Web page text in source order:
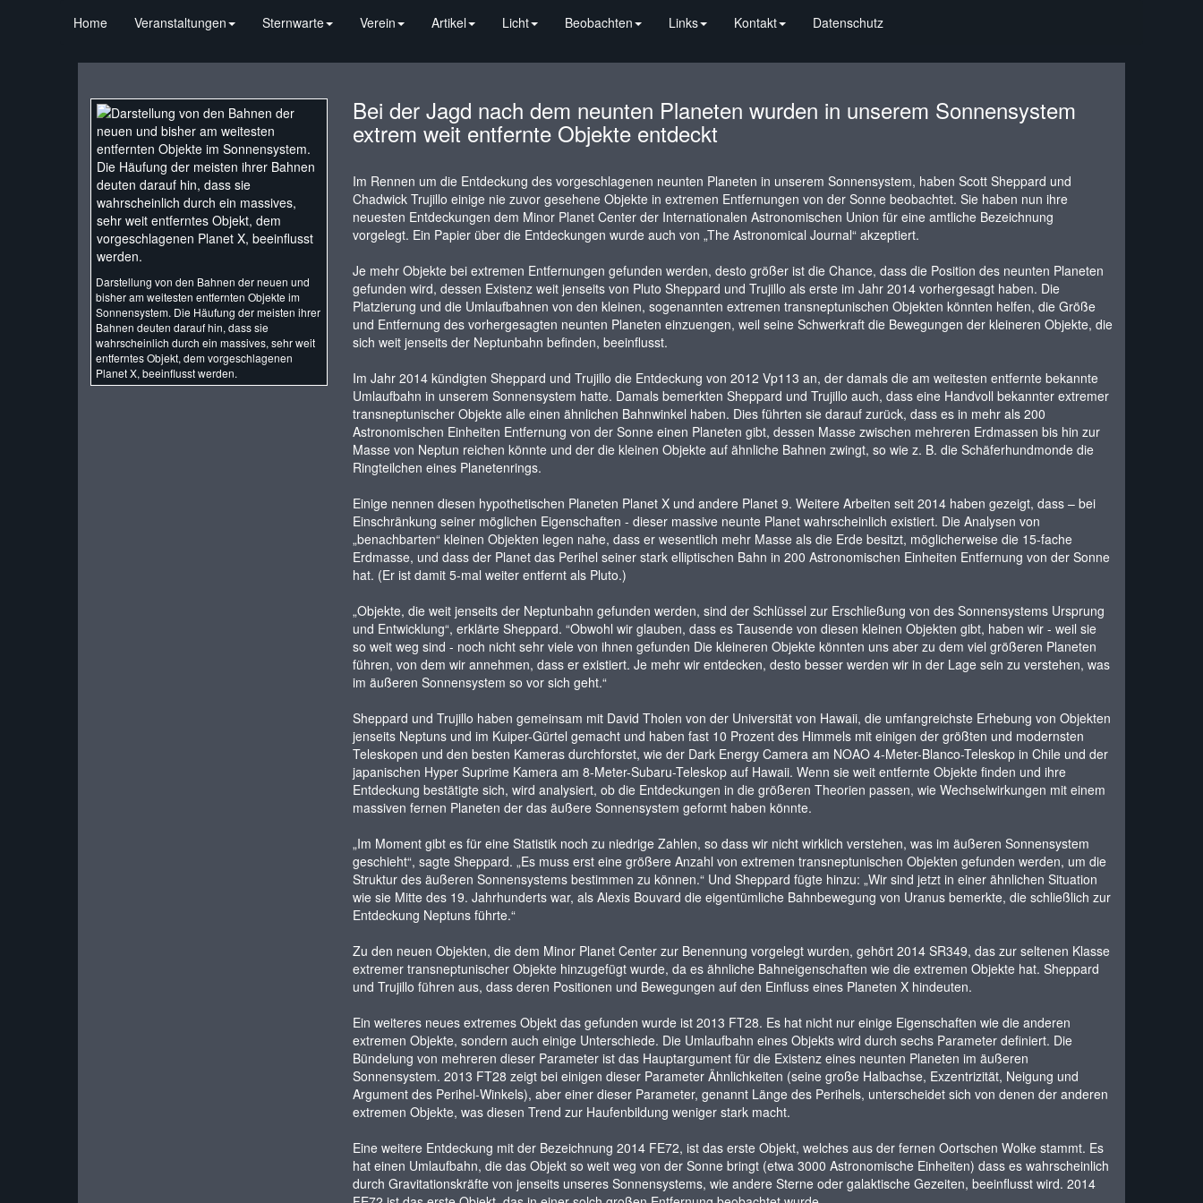
Home Veranstaltungen Sternwarte Verein Artikel Licht Beobachten Links Kontakt Datenschutz
Darstellung von den Bahnen der neuen und
bisher am weitesten entfernten Objekte im
Sonnensystem. Die Häufung der meisten ihrer
Bahnen deuten darauf hin, dass sie
wahrscheinlich durch ein massives, sehr weit
entferntes Objekt, dem vorgeschlagenen
Planet X, beeinflusst werden.
Bei der Jagd nach dem neunten Planeten wurden in unserem Sonnensystem
extrem weit entfernte Objekte entdeckt
Im Rennen um die Entdeckung des vorgeschlagenen neunten Planeten in unserem Sonnensystem, haben Scott Sheppard und
Chadwick Trujillo einige nie zuvor gesehene Objekte in extremen Entfernungen von der Sonne beobachtet. Sie haben nun ihre
neuesten Entdeckungen dem Minor Planet Center der Internationalen Astronomischen Union für eine amtliche Bezeichnung
vorgelegt. Ein Papier über die Entdeckungen wurde auch von „The Astronomical Journal“ akzeptiert.
Je mehr Objekte bei extremen Entfernungen gefunden werden, desto größer ist die Chance, dass die Position des neunten Planeten
gefunden wird, dessen Existenz weit jenseits von Pluto Sheppard und Trujillo als erste im Jahr 2014 vorhergesagt haben. Die
Platzierung und die Umlaufbahnen von den kleinen, sogenannten extremen transneptunischen Objekten könnten helfen, die Größe
und Entfernung des vorhergesagten neunten Planeten einzuengen, weil seine Schwerkraft die Bewegungen der kleineren Objekte, die
sich weit jenseits der Neptunbahn befinden, beeinflusst.
Im Jahr 2014 kündigten Sheppard und Trujillo die Entdeckung von 2012 Vp113 an, der damals die am weitesten entfernte bekannte
Umlaufbahn in unserem Sonnensystem hatte. Damals bemerkten Sheppard und Trujillo auch, dass eine Handvoll bekannter extremer
transneptunischer Objekte alle einen ähnlichen Bahnwinkel haben. Dies führten sie darauf zurück, dass es in mehr als 200
Astronomischen Einheiten Entfernung von der Sonne einen Planeten gibt, dessen Masse zwischen mehreren Erdmassen bis hin zur
Masse von Neptun reichen könnte und der die kleinen Objekte auf ähnliche Bahnen zwingt, so wie z. B. die Schäferhundmonde die
Ringteilchen eines Planetenrings.
Einige nennen diesen hypothetischen Planeten Planet X und andere Planet 9. Weitere Arbeiten seit 2014 haben gezeigt, dass – bei
Einschränkung seiner möglichen Eigenschaften - dieser massive neunte Planet wahrscheinlich existiert. Die Analysen von
„benachbarten“ kleinen Objekten legen nahe, dass er wesentlich mehr Masse als die Erde besitzt, möglicherweise die 15-fache
Erdmasse, und dass der Planet das Perihel seiner stark elliptischen Bahn in 200 Astronomischen Einheiten Entfernung von der Sonne
hat. (Er ist damit 5-mal weiter entfernt als Pluto.)
„Objekte, die weit jenseits der Neptunbahn gefunden werden, sind der Schlüssel zur Erschließung von des Sonnensystems Ursprung
und Entwicklung“, erklärte Sheppard. “Obwohl wir glauben, dass es Tausende von diesen kleinen Objekten gibt, haben wir - weil sie
so weit weg sind - noch nicht sehr viele von ihnen gefunden Die kleineren Objekte könnten uns aber zu dem viel größeren Planeten
führen, von dem wir annehmen, dass er existiert. Je mehr wir entdecken, desto besser werden wir in der Lage sein zu verstehen, was
im äußeren Sonnensystem so vor sich geht.“
Sheppard und Trujillo haben gemeinsam mit David Tholen von der Universität von Hawaii, die umfangreichste Erhebung von Objekten
jenseits Neptuns und im Kuiper-Gürtel gemacht und haben fast 10 Prozent des Himmels mit einigen der größten und modernsten
Teleskopen und den besten Kameras durchforstet, wie der Dark Energy Camera am NOAO 4-Meter-Blanco-Teleskop in Chile und der
japanischen Hyper Suprime Kamera am 8-Meter-Subaru-Teleskop auf Hawaii. Wenn sie weit entfernte Objekte finden und ihre
Entdeckung bestätigte sich, wird analysiert, ob die Entdeckungen in die größeren Theorien passen, wie Wechselwirkungen mit einem
massiven fernen Planeten der das äußere Sonnensystem geformt haben könnte.
„Im Moment gibt es für eine Statistik noch zu niedrige Zahlen, so dass wir nicht wirklich verstehen, was im äußeren Sonnensystem
geschieht“, sagte Sheppard. „Es muss erst eine größere Anzahl von extremen transneptunischen Objekten gefunden werden, um die
Struktur des äußeren Sonnensystems bestimmen zu können.“ Und Sheppard fügte hinzu: „Wir sind jetzt in einer ähnlichen Situation
wie sie Mitte des 19. Jahrhunderts war, als Alexis Bouvard die eigentümliche Bahnbewegung von Uranus bemerkte, die schließlich zur
Entdeckung Neptuns führte.“
Zu den neuen Objekten, die dem Minor Planet Center zur Benennung vorgelegt wurden, gehört 2014 SR349, das zur seltenen Klasse
extremer transneptunischer Objekte hinzugefügt wurde, da es ähnliche Bahneigenschaften wie die extremen Objekte hat. Sheppard
und Trujillo führen aus, dass deren Positionen und Bewegungen auf den Einfluss eines Planeten X hindeuten.
Ein weiteres neues extremes Objekt das gefunden wurde ist 2013 FT28. Es hat nicht nur einige Eigenschaften wie die anderen
extremen Objekte, sondern auch einige Unterschiede. Die Umlaufbahn eines Objekts wird durch sechs Parameter definiert. Die
Bündelung von mehreren dieser Parameter ist das Hauptargument für die Existenz eines neunten Planeten im äußeren
Sonnensystem. 2013 FT28 zeigt bei einigen dieser Parameter Ähnlichkeiten (seine große Halbachse, Exzentrizität, Neigung und
Argument des Perihel-Winkels), aber einer dieser Parameter, genannt Länge des Perihels, unterscheidet sich von denen der anderen
extremen Objekte, was diesen Trend zur Haufenbildung weniger stark macht.
Eine weitere Entdeckung mit der Bezeichnung 2014 FE72, ist das erste Objekt, welches aus der fernen Oortschen Wolke stammt. Es
hat einen Umlaufbahn, die das Objekt so weit weg von der Sonne bringt (etwa 3000 Astronomische Einheiten) dass es wahrscheinlich
durch Gravitationskräfte von jenseits unseres Sonnensystems, wie andere Sterne oder galaktische Gezeiten, beeinflusst wird. 2014